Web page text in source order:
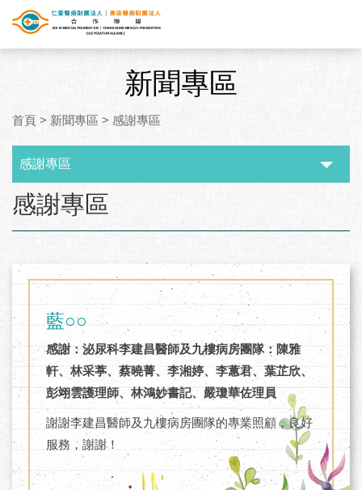
新聞專區
首頁 > 新聞專區 > 感謝專區
感謝專區
感謝專區
藍○○
感謝：泌尿科李建昌醫師及九樓病房團隊：陳雅
軒、林采葶、蔡曉菁、李湘婷、李蕙君、葉芷欣、
彭翊雲護理師、林鴻妙書記、嚴瓊華佐理員
謝謝李建昌醫師及九樓病房團隊的專業照顧，良好
服務，謝謝！